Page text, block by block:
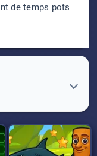
de temps pots